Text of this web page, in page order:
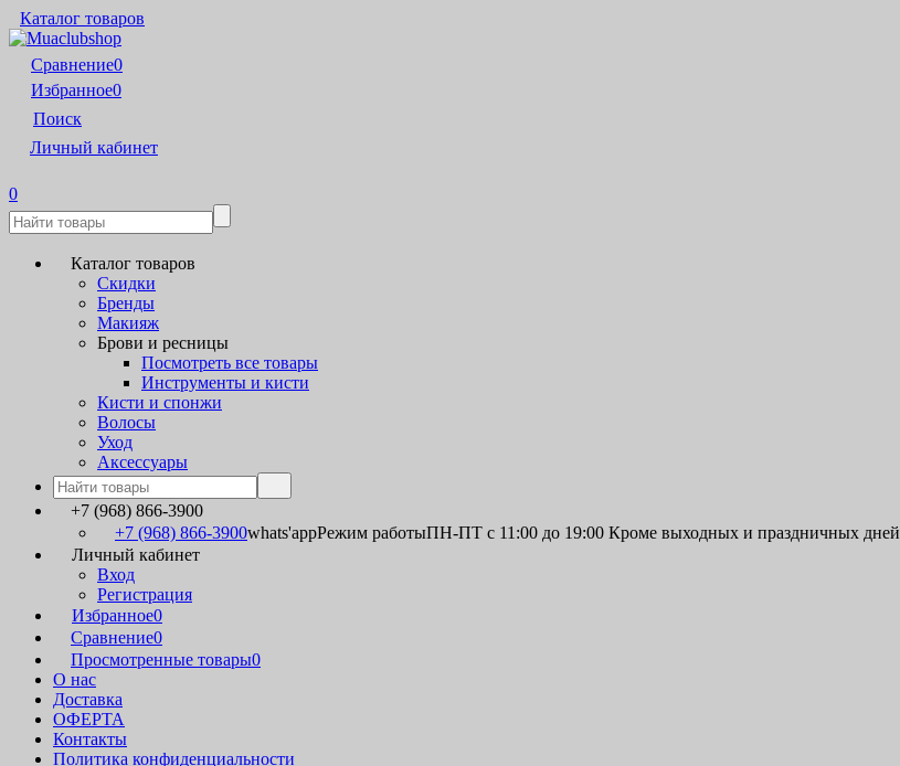
Каталог товаров
Сравнение0
Избранное0
Поиск
Личный кабинет
0
Каталог товаров
Скидки
Бренды
Макияж
Брови и ресницы
Посмотреть все товары
Инструменты и кисти
Кисти и спонжи
Волосы
Уход
Аксессуары
+7 (968) 866-3900
+7 (968) 866-3900whats'appРежим работыПН-ПТ с 11:00 до 19:00 Кроме выходных и праздничных дней
Личный кабинет
Вход
Регистрация
Избранное0
Сравнение0
Просмотренные товары0
О нас
Доставка
ОФЕРТА
Контакты
Политика конфиденциальности